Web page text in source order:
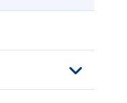
Apri sottomenu